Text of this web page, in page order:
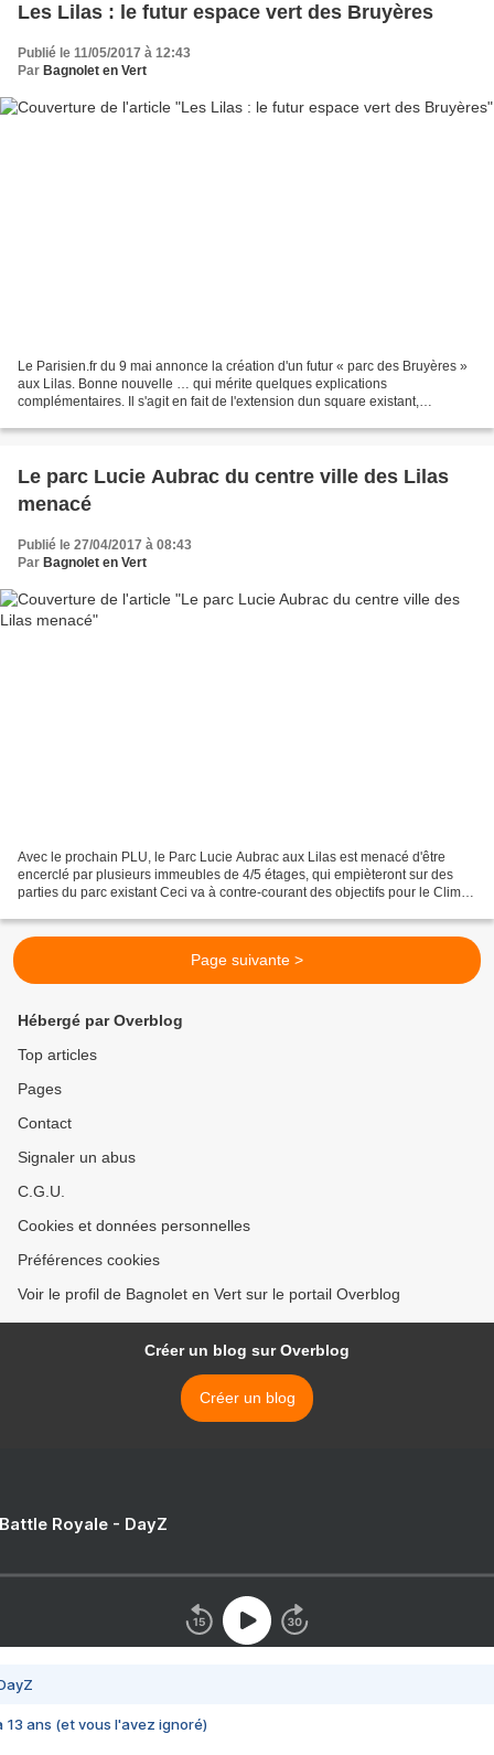
Les Lilas : le futur espace vert des Bruyères
Publié le 11/05/2017 à 12:43
Par Bagnolet en Vert
Le Parisien.fr du 9 mai annonce la création d'un futur « parc des Bruyères »
aux Lilas. Bonne nouvelle … qui mérite quelques explications
complémentaires. Il s'agit en fait de l'extension dun square existant,
Le parc Lucie Aubrac du centre ville des Lilas
menacé
Publié le 27/04/2017 à 08:43
Par Bagnolet en Vert
Avec le prochain PLU, le Parc Lucie Aubrac aux Lilas est menacé d'être
encerclé par plusieurs immeubles de 4/5 étages, qui empièteront sur des
parties du parc existant Ceci va à contre-courant des objectifs pour le Climat,
Page suivante >
Hébergé par Overblog
Top articles
Pages
Contact
Signaler un abus
C.G.U.
Cookies et données personnelles
Préférences cookies
Voir le profil de Bagnolet en Vert sur le portail Overblog
Créer un blog sur Overblog
Créer un blog
Royale - DayZ
13 ans (et vous l'avez ignoré)